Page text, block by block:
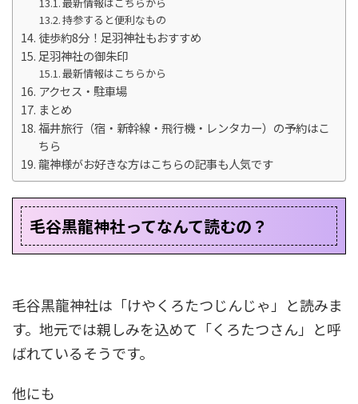
持参すると便利なもの
徒歩約8分！足羽神社もおすすめ
足羽神社の御朱印
最新情報はこちらから
アクセス・駐車場
まとめ
福井旅行（宿・新幹線・飛行機・レンタカー）の予約はこ
ちら
龍神様がお好きな方はこちらの記事も人気です
毛谷黒龍神社ってなんて読むの？
毛谷黒龍神社は「けやくろたつじんじゃ」と読みま
す。地元では親しみを込めて「くろたつさん」と呼
ばれているそうです。
他にも